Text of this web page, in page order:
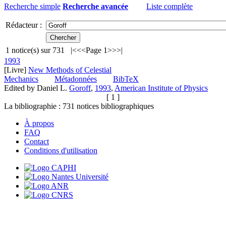
Recherche simple Recherche avancée Liste complète
Rédacteur :
1 notice(s) sur 731 |<<<Page 1>>>|
1993
[Livre] New Methods of Celestial
Mechanics
Métadonnées
BibTeX
Edited by Daniel L. Goroff, 1993, American Institute of Physics
[ 1 ]
La bibliographie : 731 notices bibliographiques
À propos
FAQ
Contact
Conditions d'utilisation